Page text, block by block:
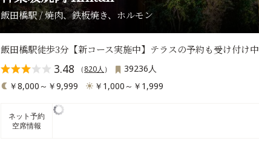
飯田橋駅 / 焼肉、鉄板焼き、ホルモン
飯田橋駅徒歩3分【新コース実施中】テラスの予約も受け付け中
3.48 （820人 ）
39236人
￥8,000～￥9,999
￥1,000～￥1,999
ネット予約
空席情報